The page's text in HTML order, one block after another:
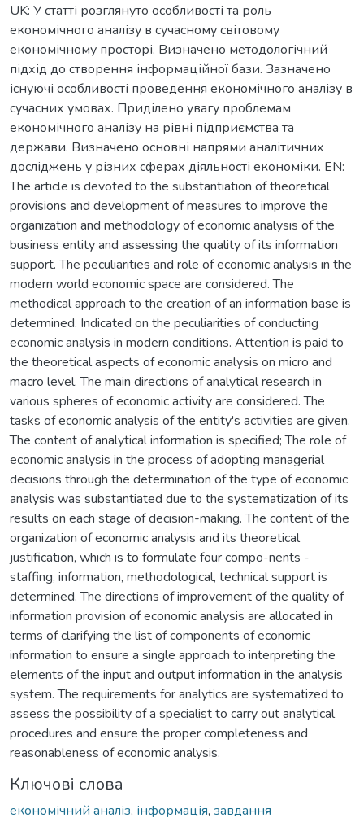
UK: У статті розглянуто особливості та роль
економічного аналізу в сучасному світовому
економічному просторі. Визначено методологічний
підхід до створення інформаційної бази. Зазначено
існуючі особливості проведення економічного аналізу в
сучасних умовах. Приділено увагу проблемам
економічного аналізу на рівні підприємства та
держави. Визначено основні напрями аналітичних
досліджень у різних сферах діяльності економіки. EN:
The article is devoted to the substantiation of theoretical
provisions and development of measures to improve the
organization and methodology of economic analysis of the
business entity and assessing the quality of its information
support. The peculiarities and role of economic analysis in the
modern world economic space are considered. The
methodical approach to the creation of an information base is
determined. Indicated on the peculiarities of conducting
economic analysis in modern conditions. Attention is paid to
the theoretical aspects of economic analysis on micro and
macro level. The main directions of analytical research in
various spheres of economic activity are considered. The
tasks of economic analysis of the entity's activities are given.
The content of analytical information is specified; The role of
economic analysis in the process of adopting managerial
decisions through the determination of the type of economic
analysis was substantiated due to the systematization of its
results on each stage of decision-making. The content of the
organization of economic analysis and its theoretical
justification, which is to formulate four compo-nents -
staffing, information, methodological, technical support is
determined. The directions of improvement of the quality of
information provision of economic analysis are allocated in
terms of clarifying the list of components of economic
information to ensure a single approach to interpreting the
elements of the input and output information in the analysis
system. The requirements for analytics are systematized to
assess the possibility of a specialist to carry out analytical
procedures and ensure the proper completeness and
reasonableness of economic analysis.
Ключові слова
економічний аналіз, інформація, завдання